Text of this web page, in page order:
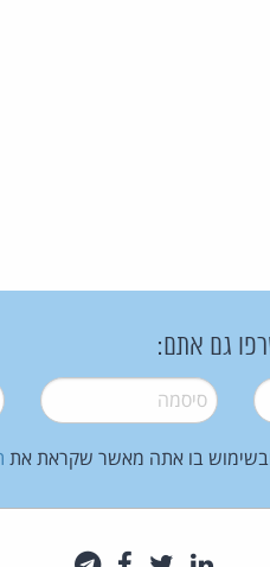
גם אתם:
סיסמה*
בו אתה מאשר שקראת את